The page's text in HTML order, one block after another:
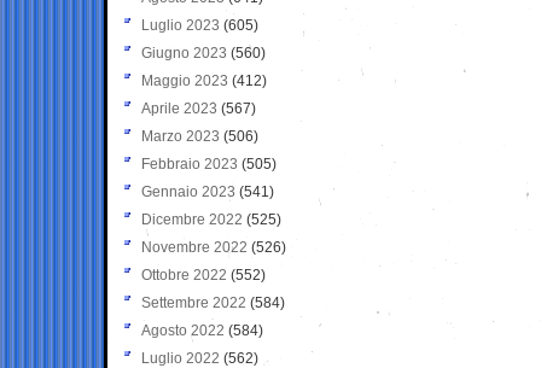
Luglio 2023 (605)
Giugno 2023 (560)
Maggio 2023 (412)
Aprile 2023 (567)
Marzo 2023 (506)
Febbraio 2023 (505)
Gennaio 2023 (541)
Dicembre 2022 (525)
Novembre 2022 (526)
Ottobre 2022 (552)
Settembre 2022 (584)
Agosto 2022 (584)
Luglio 2022 (562)